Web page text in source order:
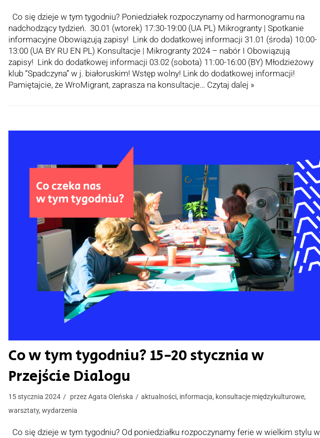
Co się dzieje w tym tygodniu? Poniedziałek rozpoczynamy od harmonogramu na
nadchodzący tydzień. 30.01 (wtorek) 17:30-19:00 (UA PL) Mikrogranty | Spotkanie
informacyjne Obowiązują zapisy! Link do dodatkowej informacji 31.01 (środa) 10:00-
13:00 (UA BY RU EN PL) Konsultacje | Mikrogranty 2024 – nabór I Obowiązują
zapisy! Link do dodatkowej informacji 03.02 (sobota) 11:00-16:00 (BY) Młodzieżowy
klub “Spadczyna” w j. białoruskim! Wstęp wolny! Link do dodatkowej informacji!
Pamiętajcie, że WroMigrant, zaprasza na konsultacje… Czytaj dalej »
Co w tym tygodniu? 15-20 stycznia w
Przejście Dialogu
15 stycznia 2024 przezAgata Oleńska aktualności, informacja, konsultacje międzykulturowe,
warsztaty, wydarzenia
Co się dzieje w tym tygodniu? Od poniedziałku rozpoczynamy ferie w wielkim stylu w